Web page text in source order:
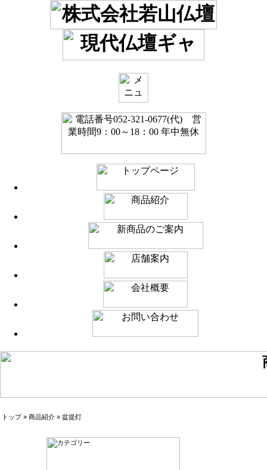
トップ» 商品紹介 » 盆提灯